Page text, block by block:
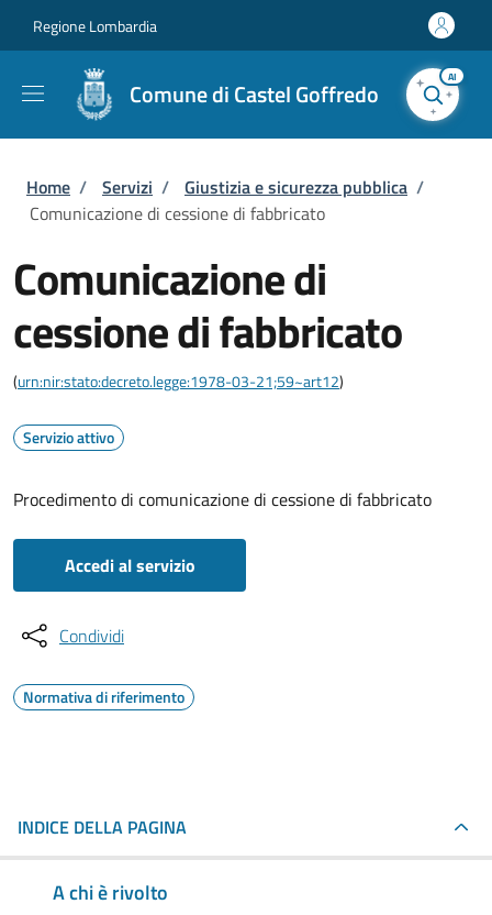
Regione Lombardia
Comune di Castel Goffredo
AI
Briciole di pane
Home / Servizi / Giustizia e sicurezza pubblica /
Comunicazione di cessione di fabbricato
Comunicazione di
cessione di fabbricato
(urn:nir:stato:decreto.legge:1978-03-21;59~art12)
Servizio attivo
Procedimento di comunicazione di cessione di fabbricato
Accedi al servizio
Condividi
Normativa di riferimento
INDICE DELLA PAGINA
A chi è rivolto